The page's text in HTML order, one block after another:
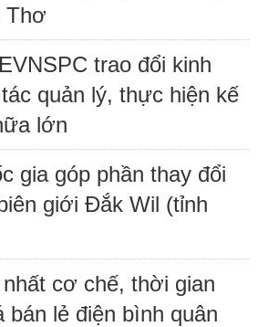
Thơ
trao đổi kinh
quản lý, thực hiện kế
lớn
gia góp phần thay đổi
giới Đắk Wil (tỉnh
cơ chế, thời gian
bán lẻ điện bình quân